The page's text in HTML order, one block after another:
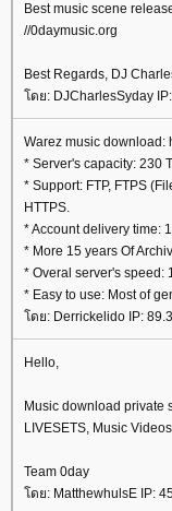
Best music scene
//0daymusic.org
Best Regards, DJ
ดย: DJCharlesSyday
Warez music download:
* Server's capacity: 230
* Support: FTP, FTPS
HTTPS.
* Account delivery time:
* More 15 years Of
* Overal server's speed:
* Easy to use: Most of
ดย: Derrickelido IP:
Hello,
Music download private
LIVESETS, Music
Team 0day
ดย: MatthewhulsE IP: